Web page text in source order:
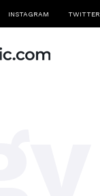
INSTAGRAM TWITTER